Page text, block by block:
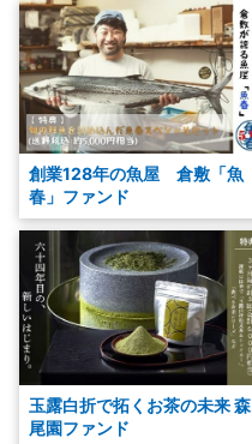
創業128年の魚屋 倉敷「魚
春」ファンド
玉露白折で拓くお茶の未来 森
尾園ファンド